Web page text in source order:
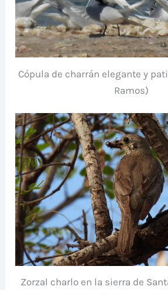
Cópula de charrán elegante y
Ramos)
Zorzal charlo en la sierra de